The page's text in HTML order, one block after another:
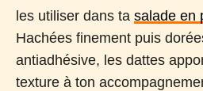
les utiliser dans ta salade en
Hachées finement puis
antiadhésive, les dattes
texture à ton